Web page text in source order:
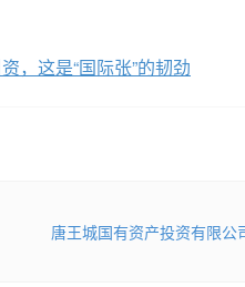
，这是“国际张”的韧劲
唐王城国有资产投资有限